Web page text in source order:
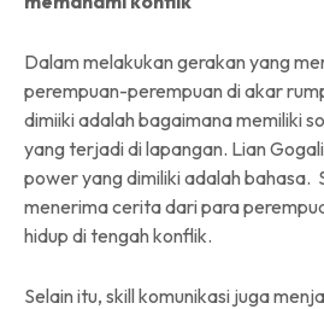
Dalam melakukan gerakan yang
perempuan-perempuan di akar
dimiiki adalah bagaimana memiliki
yang terjadi di lapangan. Lian
power yang dimiliki adalah bahasa.
menerima cerita dari para
hidup di tengah konflik.
Selain itu, skill komunikasi juga